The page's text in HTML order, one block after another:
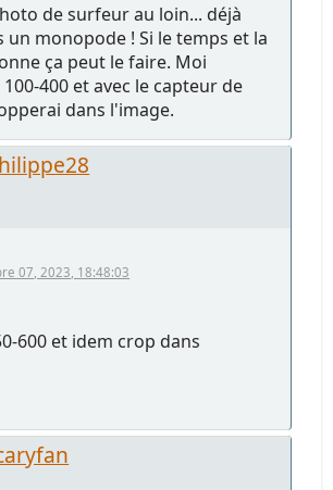
de surfeur au loin... déjà
monopode ! Si le temps et la
ça peut le faire. Moi
400 et avec le capteur de
dans l'image.
07, 2023, 18:48:03
600 et idem crop dans